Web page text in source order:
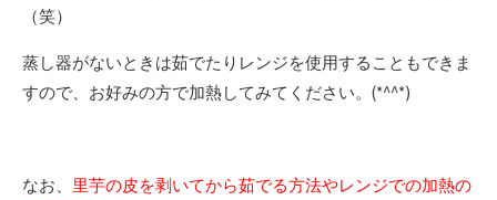
（笑）
蒸し器がないときは茹でたりレンジを使用することもできま
すので、お好みの方で加熱してみてください。(*^^*)
なお、 里芋の皮を剥いてから茹でる方法やレンジでの加熱の